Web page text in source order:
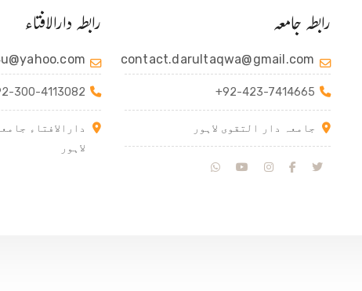
رابطہ جامعہ
contact.darultaqwa@gmail.com
+92-423-7414665
جامعہ دار التقوی لاہور
رابطہ دارالافتاء
300-4113082
دارالافتاء
لاہور